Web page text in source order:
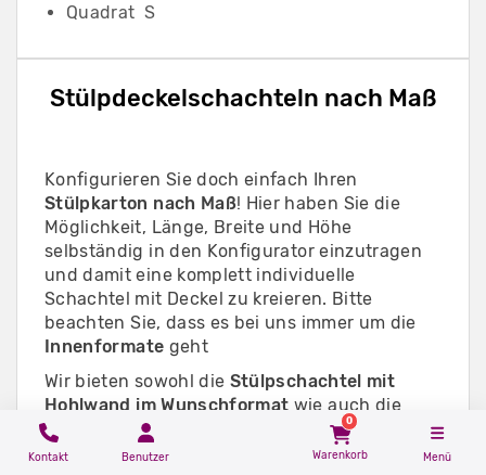
Quadrat S
Stülpdeckelschachteln nach Maß
Konfigurieren Sie doch einfach Ihren
Stülpkarton nach Maß! Hier haben Sie die
Möglichkeit, Länge, Breite und Höhe
selbständig in den Konfigurator einzutragen
und damit eine komplett individuelle
Schachtel mit Deckel zu kreieren. Bitte
beachten Sie, dass es bei uns immer um die
Innenformate geht
Wir bieten sowohl die Stülpschachtel mit
Hohlwand im Wunschformat wie auch die
gekrempelte Stülpschachtel im
Wunschformat
Kontakt Benutzer
0
Warenkorb Menü